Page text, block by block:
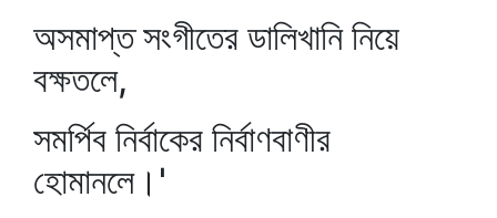
অসমাপ্ত সংগীতের ডালিখানি নিয়ে
বক্ষতলে,
সমর্পিব নির্বাকের নির্বাণবাণীর
হোমানলে।'